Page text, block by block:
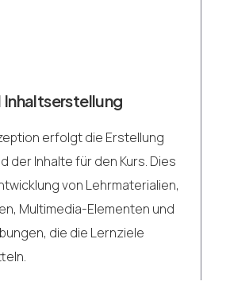
erfolgt die Erstellung
der Inhalte für den Kurs. Dies
von Lehrmaterialien,
Multimedia-Elementen und
die die Lernziele